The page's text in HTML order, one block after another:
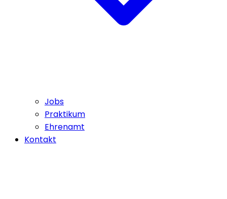
Jobs
Praktikum
Ehrenamt
Kontakt